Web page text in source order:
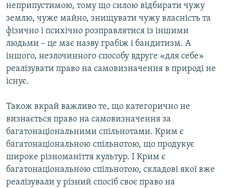
неприпустимою, тому що силою відбирати чужу
землю, чуже майно, знищувати чужу власність та
фізично і психічно розправлятися із іншими
людьми – це має назву грабіж і бандитизм. А
іншого, незлочинного способу вдруге «для себе»
реалізувати право на самовизначення в природі не
існує.
Також вкрай важливо те, що категорично не
визнається право на самовизначення за
багатонаціональними спільнотами. Крим є
багатонаціональною спільнотою, що продукує
широке різноманіття культур. І Крим є
багатонаціональною спільнотою, складові якої вже
реалізували у різний спосіб своє право на